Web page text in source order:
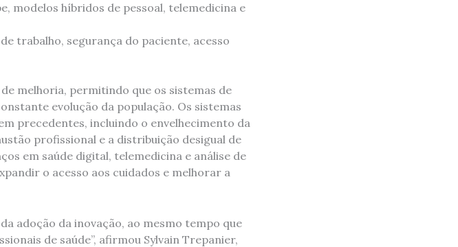
modelos híbridos de pessoal, telemedicina e
trabalho, segurança do paciente, acesso
melhoria, permitindo que os sistemas de
evolução da população. Os sistemas
precedentes, incluindo o envelhecimento da
profissional e a distribuição desigual de
em saúde digital, telemedicina e análise de
o acesso aos cuidados e melhorar a
adoção da inovação, ao mesmo tempo que
de saúde”, afirmou Sylvain Trepanier,